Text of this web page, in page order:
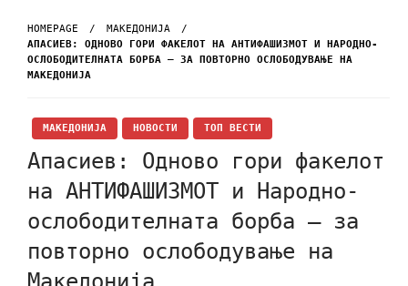
HOMEPAGE
МАКЕДОНИЈА
АПАСИЕВ: OДНОВО ГОРИ ФАКЕЛОТ НА АНТИФАШИЗМОТ И НАРОДНО-
ОСЛОБОДИТЕЛНАТА БОРБА – ЗА ПОВТОРНО ОСЛОБОДУВАЊЕ НА
МАКЕДОНИЈА
МАКЕДОНИЈА НОВОСТИ ТОП ВЕСТИ
Апасиев: Oдново гори факелот
на АНТИФАШИЗМОТ и Народно-
ослободителната борба – за
повторно ослободување на